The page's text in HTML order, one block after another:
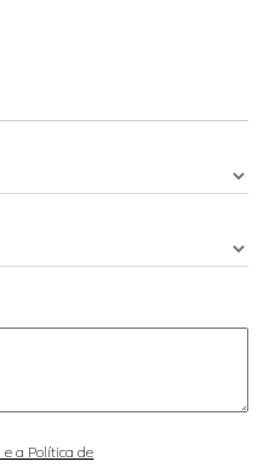
e a Política de